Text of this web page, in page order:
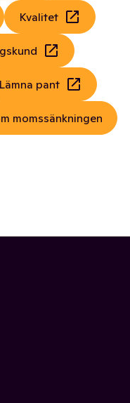
Kvalitet
Lämna pant
momssänkningen